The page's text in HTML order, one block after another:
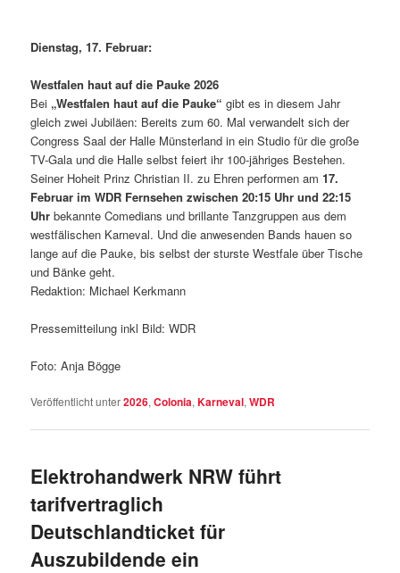
Dienstag, 17. Februar:
Westfalen haut auf die Pauke 2026
Bei „Westfalen haut auf die Pauke“ gibt es in diesem Jahr
gleich zwei Jubiläen: Bereits zum 60. Mal verwandelt sich der
Congress Saal der Halle Münsterland in ein Studio für die große
TV-Gala und die Halle selbst feiert ihr 100-jähriges Bestehen.
Seiner Hoheit Prinz Christian II. zu Ehren performen am17.
Februar im WDR Fernsehen zwischen 20:15 Uhr und 22:15
Uhr bekannte Comedians und brillante Tanzgruppen aus dem
westfälischen Karneval. Und die anwesenden Bands hauen so
lange auf die Pauke, bis selbst der sturste Westfale über Tische
und Bänke geht.
Redaktion: Michael Kerkmann
Pressemitteilung inkl Bild: WDR
Foto: Anja Bögge
Veröffentlicht unter2026,Colonia,Karneval,WDR
Elektrohandwerk NRW führt
tarifvertraglich
Deutschlandticket für
Auszubildende ein